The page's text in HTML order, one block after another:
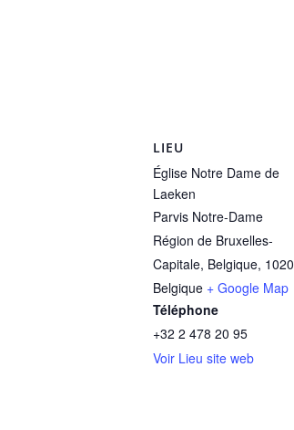
LIEU
Église Notre Dame de
Laeken
Parvis Notre-Dame
Région de Bruxelles-
Capitale, Belgique, 1020
Belgique + Google Map
Téléphone
+32 2 478 20 95
Voir Lieu site web